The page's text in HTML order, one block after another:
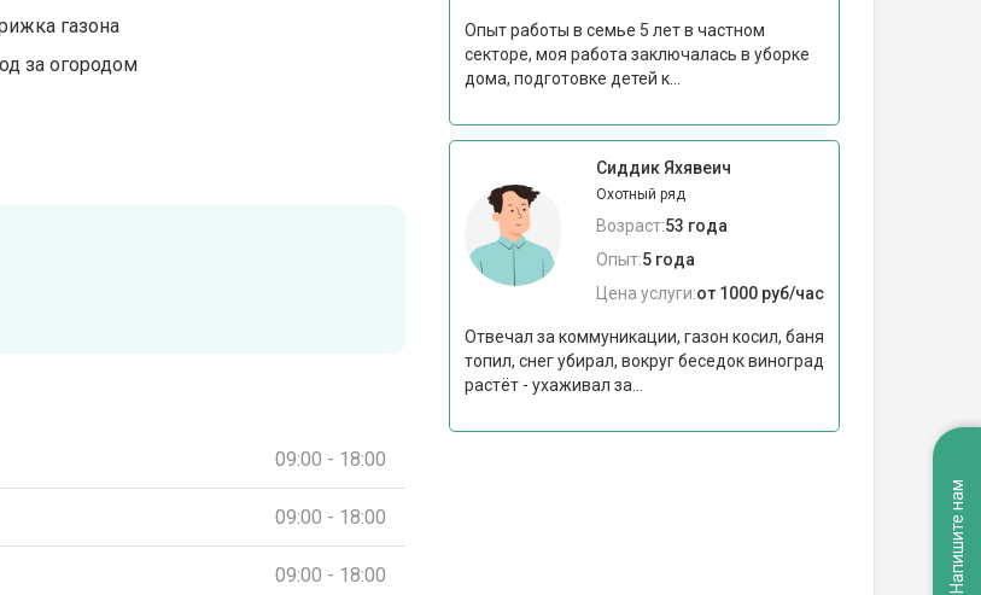
газона
за огородом
09:00 - 18:00
09:00 - 18:00
09:00 - 18:00
Опыт работы в семье 5 лет в частном
секторе, моя работа заключалась в уборке
дома, подготовке детей к...
Сиддик Яхявеич
Охотный ряд
Возраст:53 года
Опыт:5 года
Цена услуги:от 1000 руб/час
Отвечал за коммуникации, газон косил, баня
топил, снег убирал, вокруг беседок виноград
растëт - ухаживал за...
Напишите нам